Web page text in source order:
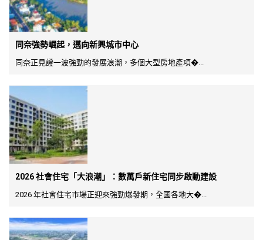
同奈強勢崛起，邁向新興城市中心
同奈正見證一波強勁的發展浪潮，多個大型房地產項�...
2026 社會住宅「大浪潮」：數萬戶新住宅同步啟動建設
2026 年社會住宅市場正迎來強勁爆發期，全國各地大�...